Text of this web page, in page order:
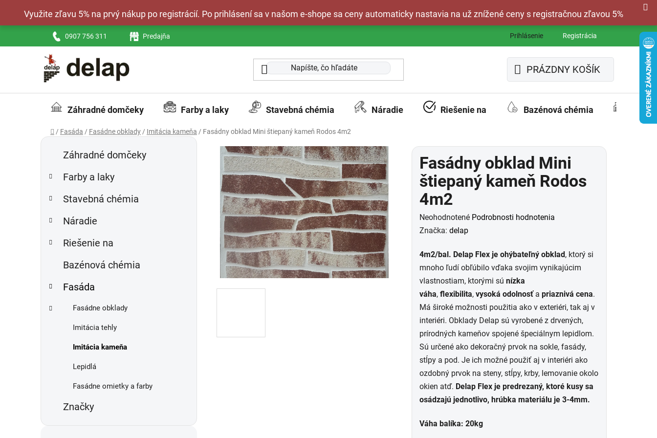
obsah
Využite zľavu 5% na prvý nákup po registrácií. Po prihlásení sa v našom e-shope sa ceny automaticky nastavia na už znížené ceny s registračnou zľavou 5%
0907 756 311 Predajňa Prihlásenie Registrácia
NÁKUPNÝ
KOŠÍK
PRÁZDNY KOŠÍK
Záhradné domčeky Farby a laky Stavebná chémia Náradie Riešenie na Bazénová chémia
Domov
/ Fasáda / Fasádne obklady/ Imitácia kameňa / Fasádny obklad Mini štiepaný kameň Rodos 4m2
B
Preskočiť
kategórie
K
Záhradné domčeky
Farby a laky
Stavebná chémia
Náradie
Riešenie na
Bazénová chémia
Fasáda
Fasádne obklady
Imitácia tehly
Imitácia kameňa
Lepidlá
Fasádne omietky a farby
Značky
Fasádny obklad Mini
štiepaný kameň Rodos
4m2
Priemerné
hodnotenie
je
0,0
z
5
hviezdičiek.
Neohodnotené Podrobnosti hodnotenia
Značka: delap
4m2/bal. Delap Flex je ohýbateľný obklad , ktorý si
mnoho ľudí obľúbilo vďaka svojim vynikajúcim
vlastnostiam, ktorými sú nízka
váha, flexibilita, vysoká odolnosťa priaznivá cena.
Má široké možnosti použitia ako v exteriéri, tak aj v
interiéri. Obklady Delap sú vyrobené z drvených,
prírodných kameňov spojené špeciálnym lepidlom.
Sú určené ako dekoračný prvok na sokle, fasády,
stĺpy a pod. Je ich možné použiť aj v interiéri ako
ozdobný prvok na steny, stĺpy, krby, lemovanie okolo
okien atď. Delap Flex je predrezaný, ktoré kusy sa
osádzajú jednotlivo, hrúbka materiálu je 3-4mm.
Váha balíka: 20kg